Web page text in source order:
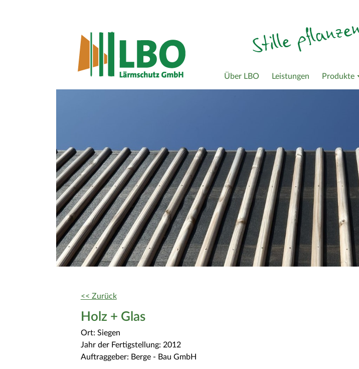
Über LBO Leistungen Produkte
<< Zurück
Holz + Glas
Ort: Siegen
Jahr der Fertigstellung: 2012
Auftraggeber: Berge - Bau GmbH